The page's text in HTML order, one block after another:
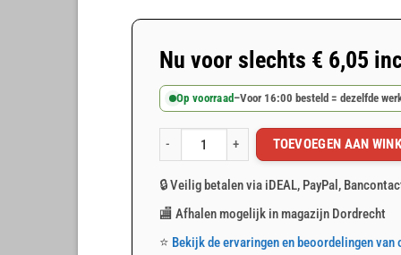
Nu voor slechts € 6,05
Op voorraad–Voor 16:00 besteld = dezelfde
Elastiek met balletje bungee ball wit 18cm
TOEVOEGEN AAN
🔒 Veilig betalen via iDEAL, PayPal,
🏬 Afhalen mogelijk in magazijn Dordrecht
⭐ Bekijk de ervaringen en beoordelingen van